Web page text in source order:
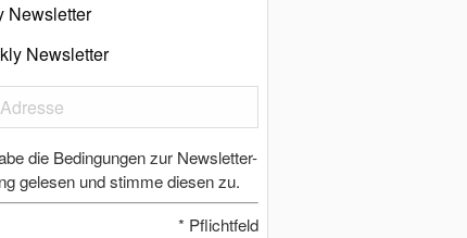
Newsletter
Newsletter
die Bedingungen zur Newsletter-
gelesen und stimme diesen zu.
* Pflichtfeld